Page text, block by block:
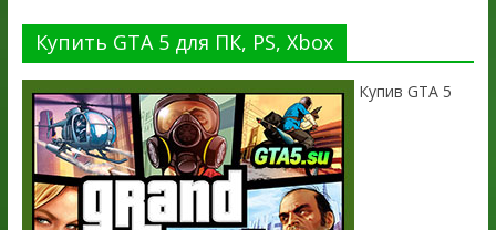
Купить GTA 5 для ПК, PS, Xbox
Купив GTA 5